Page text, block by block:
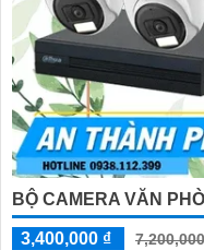
BỘ CAMERA VĂN
3,400,000 ₫